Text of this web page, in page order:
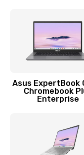
Asus ExpertBook
Chromebook
Enterprise